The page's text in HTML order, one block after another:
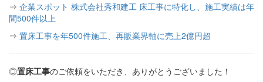
⇒ 企業スポット 株式会社秀和建工 床工事に特化し、施工実績は年
間500件以上
⇒ 置床工事を年500件施工、再販業界軸に売上2億円超
◎置床工事のご依頼をいただき、ありがとうございました！